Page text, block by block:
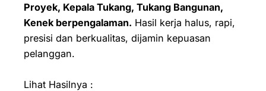
Proyek, Kepala Tukang, Tukang Bangunan,
Kenek berpengalaman. Hasil kerja halus, rapi,
presisi dan berkualitas, dijamin kepuasan
pelanggan.
Lihat Hasilnya :